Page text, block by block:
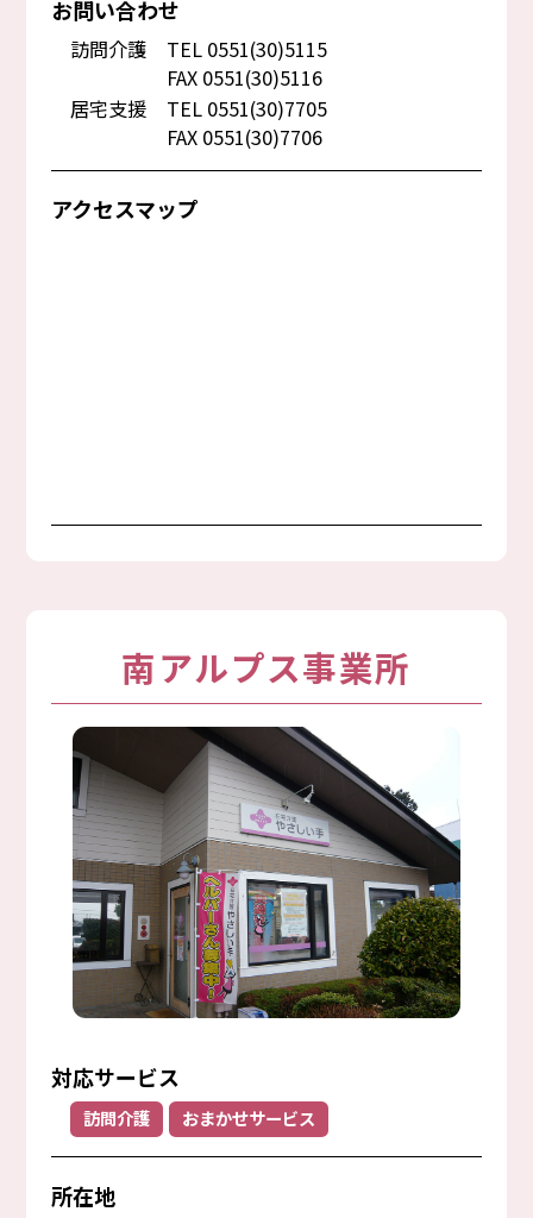
お問い合わせ
訪問介護
TEL 0551(30)5115
FAX 0551(30)5116
居宅支援
TEL 0551(30)7705
FAX 0551(30)7706
アクセスマップ
南アルプス事業所
対応サービス
訪問介護 おまかせサービス
所在地